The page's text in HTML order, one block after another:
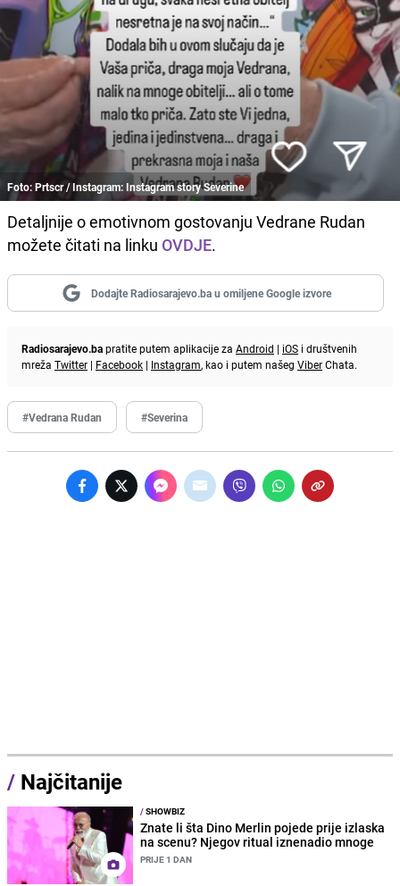
Foto: Prtscr / Instagram: Instagram story Severine
Detaljnije o emotivnom gostovanju Vedrane Rudan
možete čitati na linku OVDJE.
Dodajte Radiosarajevo.ba u omiljene Google izvore
Radiosarajevo.bapratite putem aplikacije za Android | iOS i društvenih
mreža Twitter | Facebook | Instagram, kao i putem našeg ViberChata.
#Vedrana Rudan #Severina
/ Najčitanije
/SHOWBIZ
Znate li šta Dino Merlin pojede prije izlaska
na scenu? Njegov ritual iznenadio mnoge
PRIJE 1 DAN